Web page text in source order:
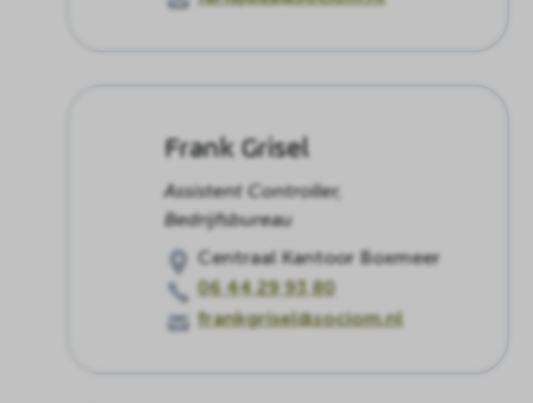
Frank Grisel
Assistent Controller,
Bedrijfsbureau
Centraal Kantoor Boxmeer
06 44 29 93 80
frankgrisel@sociom.nl